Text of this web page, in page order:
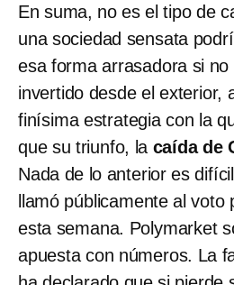
En suma, no es el tipo de
una sociedad sensata
esa forma arrasadora si
invertido desde el exterior,
finísima estrategia con la
que su triunfo, la caída de
Nada de lo anterior es
llamó públicamente al voto
esta semana. Polymarket
apuesta con números. La